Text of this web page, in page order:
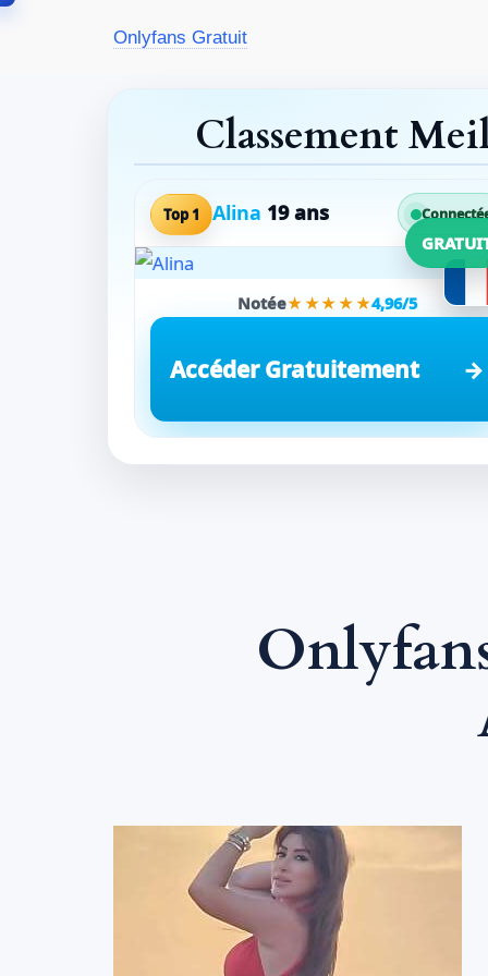
Onlyfans Gratuit
Classement
Top 1 Alina 19 ans
Notée★★★★★4,96/5
Accéder Gratuitement